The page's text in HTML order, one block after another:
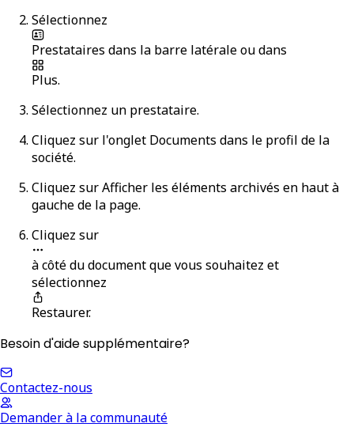
Sélectionnez
Prestataires dans la barre latérale ou dans
Plus.
Sélectionnez un prestataire.
Cliquez sur l'onglet Documents dans le profil de la
société.
Cliquez surAfficher les éléments archivés en haut à
gauche de la page.
Cliquez sur
à côté du document que vous souhaitez et
sélectionnez
Restaurer.
Besoin d'aide supplémentaire?
Contactez-nous
Demander à la communauté